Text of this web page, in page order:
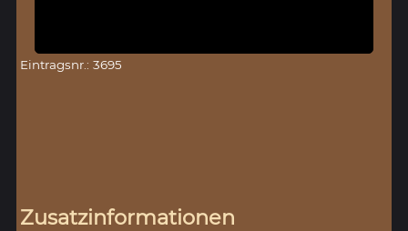
Eintragsnr.: 3695
Zusatzinformationen